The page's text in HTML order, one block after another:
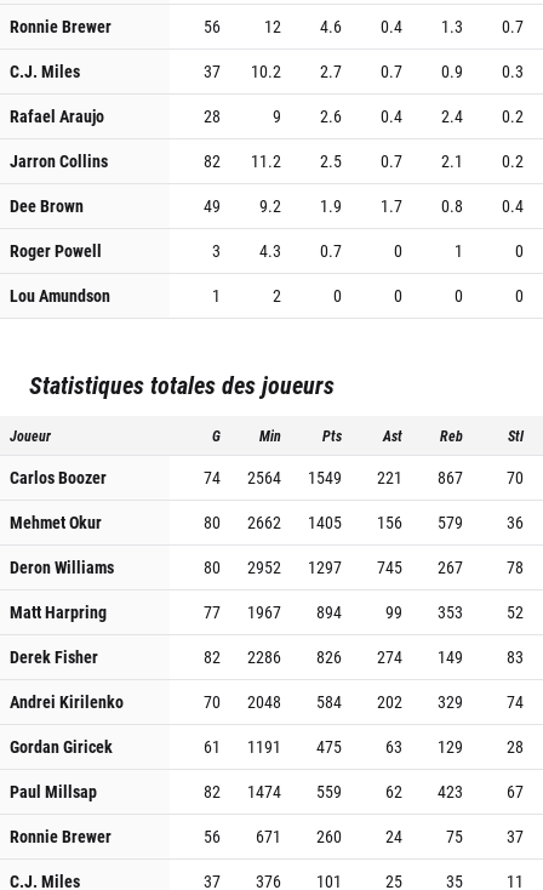
Ronnie Brewer
56 12 4.6 0.4 1.3
0.7
C.J. Miles
37 10.2 2.7 0.7 0.9
0.3
Rafael Araujo
28 9 2.6 0.4 2.4
0.2
Jarron Collins
82 11.2 2.5 0.7 2.1
0.2
Dee Brown
49 9.2 1.9 1.7 0.8
0.4
Roger Powell
3 4.3 0.7 0 1
0
Lou Amundson
1 2 0 0 0 0
Statistiques totales des joueurs
Joueur G Min Pts Ast Reb Stl
Carlos Boozer 74 2564 1549 221 867
70
Mehmet Okur
80 2662 1405 156 579
36
Deron Williams
80 2952 1297 745 267
78
Matt Harpring
77 1967 894 99 353
52
Derek Fisher
82 2286 826 274 149
83
Andrei Kirilenko
70 2048 584 202 329
74
Gordan Giricek
61 1191 475 63 129
28
Paul Millsap
82 1474 559 62 423
67
Ronnie Brewer
56 671 260 24 75
37
C.J. Miles
37 376 101 25 35
11